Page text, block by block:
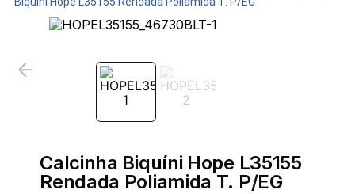
Calcinha Biquíni Hope L35155
Rendada Poliamida T. P/EG